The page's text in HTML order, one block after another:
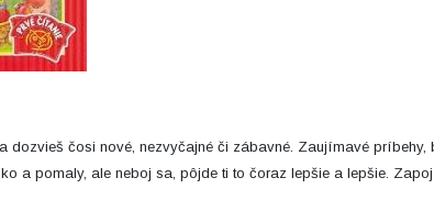
dozvieš čosi nové, nezvyčajné či zábavné. Zaujímavé
a pomaly, ale neboj sa, pôjde ti to čoraz lepšie a lepšie. Zapoj